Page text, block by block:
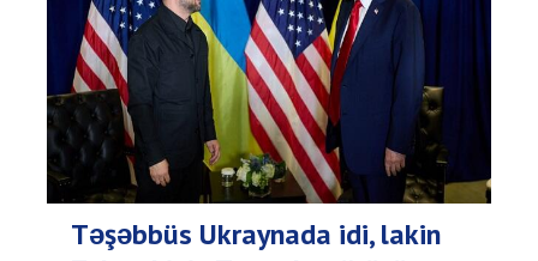
Təşəbbüs Ukraynada idi, lakin